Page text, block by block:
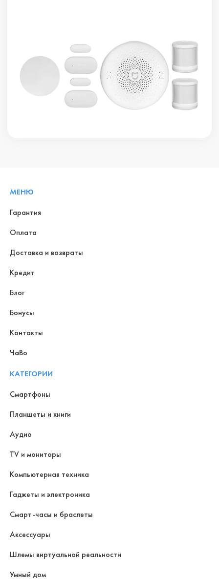
МЕНЮ
Гарантия
Оплата
Доставка и возвраты
Кредит
Блог
Бонусы
Контакты
ЧаВо
КАТЕГОРИИ
Смартфоны
Планшеты и книги
Аудио
TV и мониторы
Компьютерная техника
Гаджеты и электроника
Смарт-часы и браслеты
Аксессуары
Шлемы виртуальной реальности
Умный дом